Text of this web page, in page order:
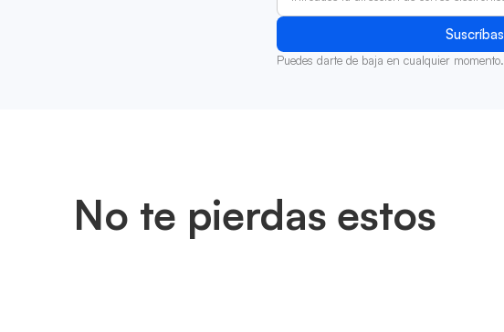
Puedes darte de baja en cualquier momento.
No te pierdas estos